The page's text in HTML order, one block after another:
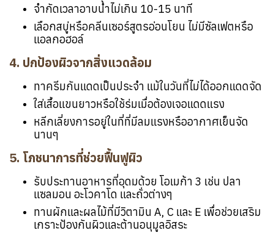
จำกัดเวลาอาบน้ำไม่เกิน 10-15 นาที
เลือกสบู่หรือคลีนเซอร์สูตรอ่อนโยน ไม่มีซัลเฟตหรือ
แอลกอฮอล์
4. ปกป้องผิวจากสิ่งแวดล้อม
ทาครีมกันแดดเป็นประจำ แม้ในวันที่ไม่ได้ออกแดดจัด
ใส่เสื้อแขนยาวหรือใช้ร่มเมื่อต้องเจอแดดแรง
หลีกเลี่ยงการอยู่ในที่ที่มีลมแรงหรืออากาศเย็นจัด
นานๆ
5. โภชนาการที่ช่วยฟื้นฟูผิว
รับประทานอาหารที่อุดมด้วย โอเมก้า 3 เช่น ปลา
แซลมอน อะโวคาโด และถั่วต่างๆ
ทานผักและผลไม้ที่มีวิตามิน A, C และ E เพื่อช่วยเสริม
เกราะป้องกันผิวและต้านอนุมูลอิสระ